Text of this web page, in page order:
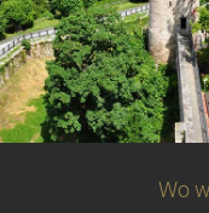
Wo